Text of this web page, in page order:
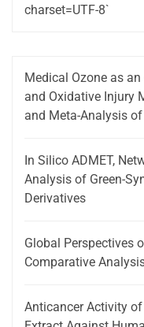
charset=UTF-8`
Medical Ozone as
and Oxidative Injury
and Meta-Analysis
In Silico ADMET,
Analysis of Green-
Derivatives
Global Perspectives
Comparative
Anticancer Activity